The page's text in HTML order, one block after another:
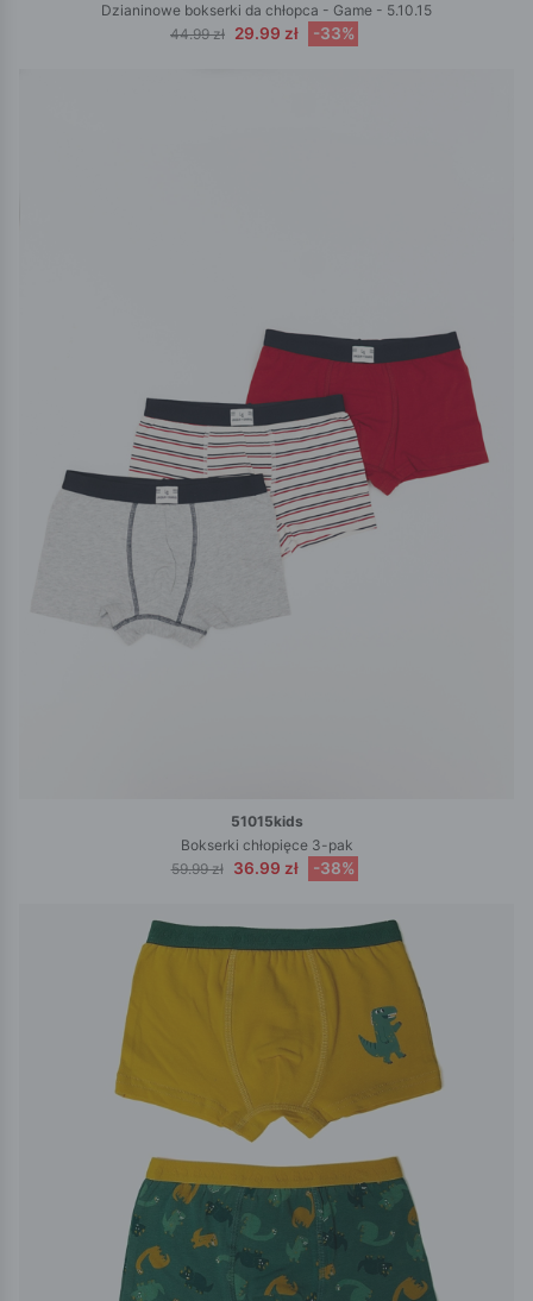
Dzianinowe bokserki da chłopca - Game - 5.10.15
44.99 zł 29.99 zł -33%
51015kids
Bokserki chłopięce 3-pak
59.99 zł
36.99 zł -38%